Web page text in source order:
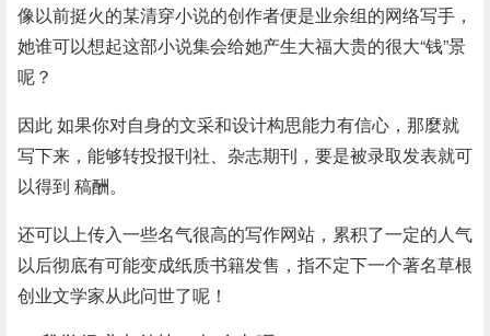
像以前挺火的某清穿小说的创作者便是业余组的网络写手，
她谁可以想起这部小说集会给她产生大福大贵的很大“钱”景
呢？
因此 如果你对自身的文采和设计构思能力有信心，那麼就
写下来，能够转投报刊社、杂志期刊，要是被录取发表就可
以得到 稿酬。
还可以上传入一些名气很高的写作网站，累积了一定的人气
以后彻底有可能变成纸质书籍发售，指不定下一个著名草根
创业文学家从此问世了呢！